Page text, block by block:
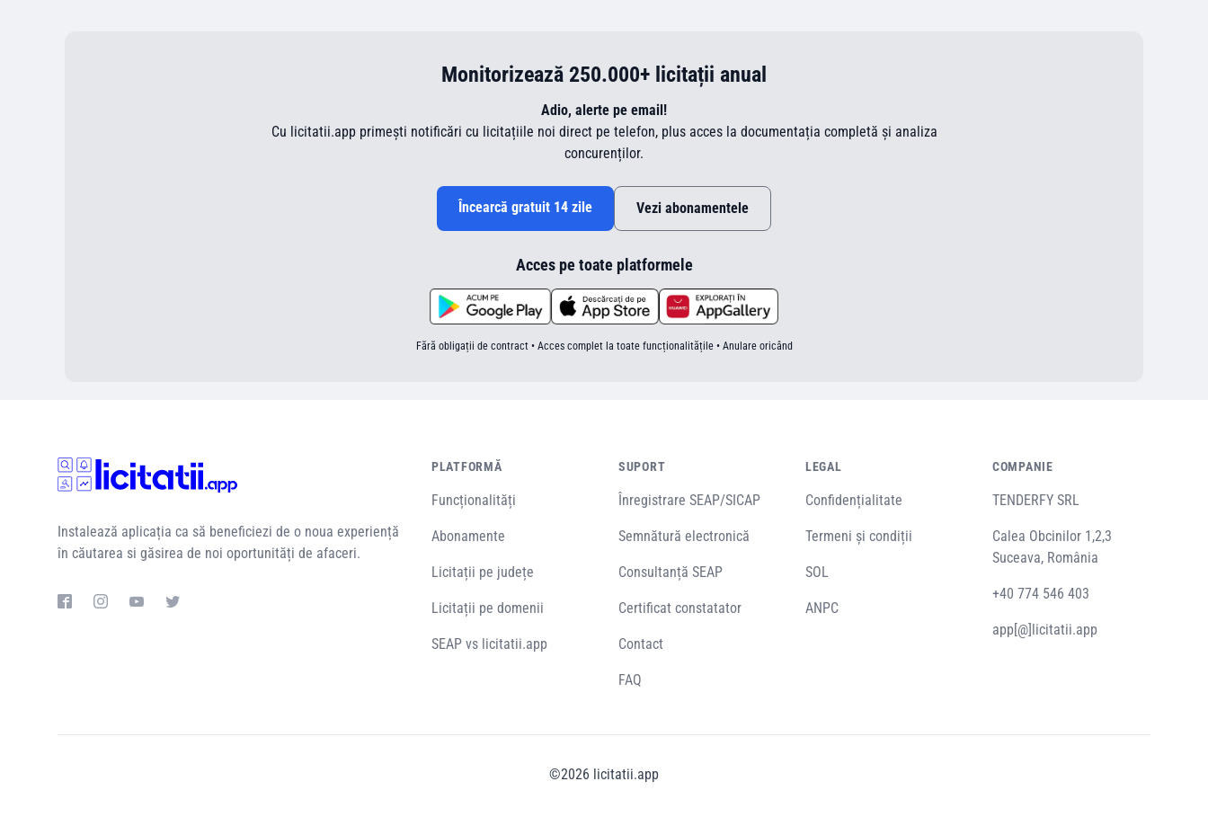
Monitorizează 250.000+ licitații anual
Adio, alerte pe email!
Cu licitatii.app primești notificări cu licitațiile noi direct pe telefon, plus acces la documentația completă și analiza
concurenților.
Încearcă gratuit 14 zile Vezi abonamentele
Acces pe toate platformele
Fără obligații de contract • Acces complet la toate funcționalitățile • Anulare oricând
Instalează aplicația ca să beneficiezi de o noua experiență
în căutarea si găsirea de noi oportunități de afaceri.
PLATFORMĂ
Funcționalități
Abonamente
Licitații pe județe
Licitații pe domenii
SEAP vs licitatii.app
SUPORT
Înregistrare SEAP/SICAP
Semnătură electronică
Consultanță SEAP
Certificat constatator
Contact
FAQ
LEGAL
Confidențialitate
Termeni și condiții
SOL
ANPC
COMPANIE
TENDERFY SRL
Calea Obcinilor 1,2,3
Suceava, România
+40 774 546 403
app[@]licitatii.app
©2026 licitatii.app